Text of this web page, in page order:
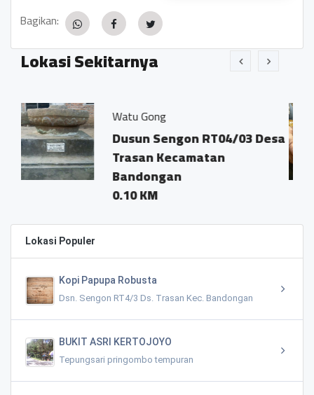
Bagikan:
Lokasi Sekitarnya
Watu Gong
Dusun Sengon RT04/03 Desa
Trasan Kecamatan
Bandongan
Dsn.
0.04
Lokasi Populer
Kopi Papupa Robusta
Dsn. Sengon RT4/3 Ds. Trasan Kec. Bandongan
BUKIT ASRI KERTOJOYO
Tepungsari pringombo tempuran